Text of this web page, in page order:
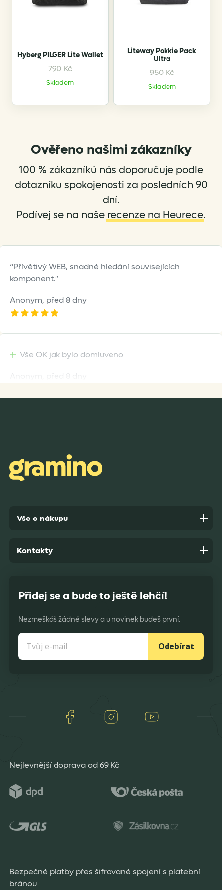
be
on
product
page
be
on
product
page
Hyberg PILGER Lite Wallet
790 Kč
Skladem
This
product
multiple
options
may
be
chosen
on
product
Liteway Pokkie Pack
Ultra
950 Kč
Skladem
This
product
multiple
options
may
be
chosen
on
product
Ověřeno našimi zákazníky
100 % zákazníků nás doporučuje podle
dotazníku spokojenosti za posledních 90
dní.
Podívej se na naše recenze na Heurece.
Přívětivý WEB, snadné hledání souvisejících
komponent.
Anonym, před 8 dny
Vše OK jak bylo domluveno
Anonym,před 9 dny
Vše o nákupu
Přidej se a bude to ještě lehčí!
Nezmeškáš žádné slevy a u novinek budeš první.
Odebírat
Facebook Instagram
Kontakty
Nejlevnější doprava od 69 Kč
Bezpečné platby přes šifrované spojení s platební
bránou